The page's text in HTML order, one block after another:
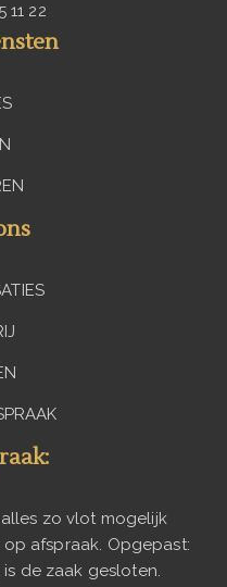
11 22
zo vlot mogelijk
afspraak. Opgepast:
de zaak gesloten.